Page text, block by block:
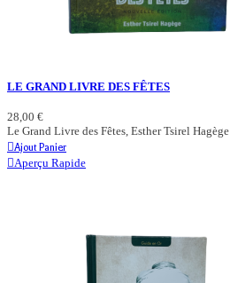
LE GRAND LIVRE DES FÊTES
28,00 €
Le Grand Livre des Fêtes, Esther Tsirel Hagège
Ajout Panier
Aperçu Rapide